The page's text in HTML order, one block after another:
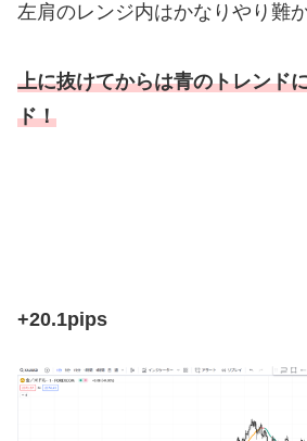
左肩のレンジ内はかなりやり難
上に抜けてからは青のトレンド
ド！
+20.1pips